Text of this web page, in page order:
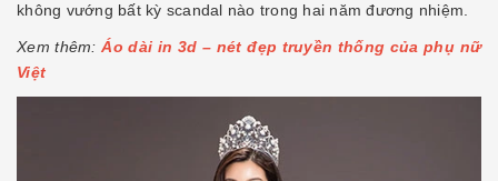
không vướng bất kỳ scandal nào trong hai năm đương nhiệm.
Xem thêm:Áo dài in 3d – nét đẹp truyền thống của phụ nữ
Việt